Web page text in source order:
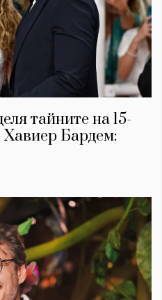
тайните на 15-
Хавиер Бардем: